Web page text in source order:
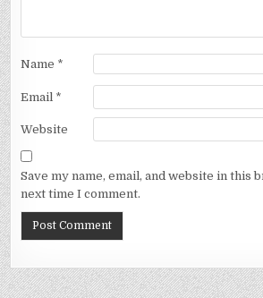
Name *
Email *
Website
Save my name, email, and website in this
next time I comment.